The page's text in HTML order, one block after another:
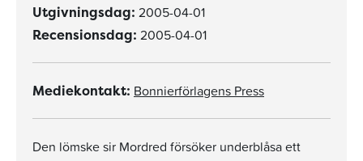
Utgivningsdag: 2005-04-01
Recensionsdag: 2005-04-01
Mediekontakt: Bonnierförlagens Press
Den lömske sir Mordred försöker underblåsa ett